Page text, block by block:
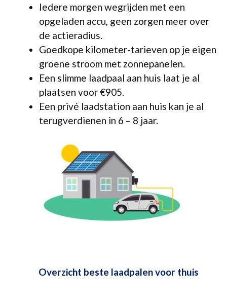
Iedere morgen wegrijden met een
opgeladen accu, geen zorgen meer over
de actieradius.
Goedkope kilometer-tarieven op je eigen
groene stroom met zonnepanelen.
Een slimme laadpaal aan huis laat je al
plaatsen voor €905.
Een privé laadstation aan huis kan je al
terugverdienen in 6 – 8 jaar.
Overzicht beste laadpalen voor thuis